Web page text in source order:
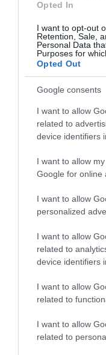
Opted In
I want to opt-out
Retention, Sale,
Personal Data
Purposes for
Opted Out
Google consents
I want to allow
related to
device identifiers
I want to allow
Google for online
I want to allow
personalized
I want to allow
related to
device identifiers
I want to allow
related to
I want to allow
related to
Olvasd el ezt is!
Hozamok, állami
előtakarékosságról
Nyugdíjra
Ezt a juttatást
nyugdíjig
nyugdíj
nyugdíjszakértő